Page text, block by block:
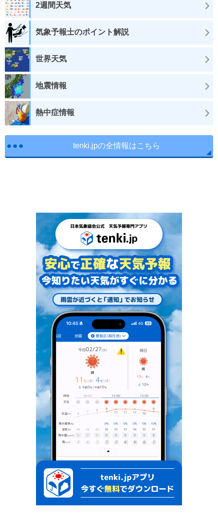
2週間天気
気象予報士のポイント解説
世界天気
地震情報
熱中症情報
tenki.jpの全情報はこちら